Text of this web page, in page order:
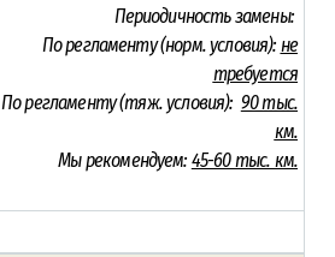
Периодичность замены:
По регламенту (норм. условия): не
требуется
По регламенту (тяж. условия): 90 тыс.
км.
Мы рекомендуем: 45-60 тыс. км.